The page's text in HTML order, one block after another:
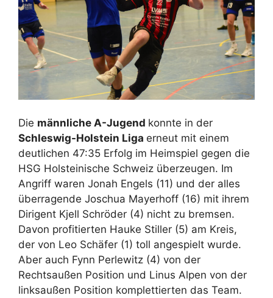
Die männliche A-Jugend konnte in der
Schleswig-Holstein Liga erneut mit einem
deutlichen 47:35 Erfolg im Heimspiel gegen die
HSG Holsteinische Schweiz überzeugen. Im
Angriff waren Jonah Engels (11) und der alles
überragende Joschua Mayerhoff (16) mit ihrem
Dirigent Kjell Schröder (4) nicht zu bremsen.
Davon profitierten Hauke Stiller (5) am Kreis,
der von Leo Schäfer (1) toll angespielt wurde.
Aber auch Fynn Perlewitz (4) von der
Rechtsaußen Position und Linus Alpen von der
linksaußen Position komplettierten das Team.